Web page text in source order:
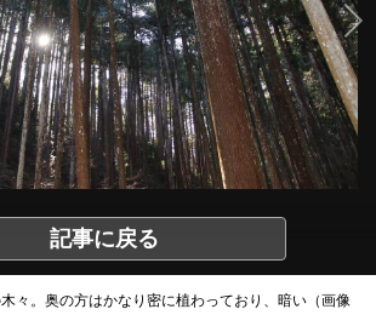
記事に戻る
々。奥の方はかなり密に植わっており、暗い（画像